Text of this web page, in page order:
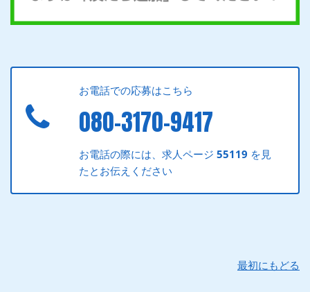
お電話での応募はこちら
080-3170-9417
お電話の際には、求人ページ55119 を見
たとお伝えください
最初にもどる